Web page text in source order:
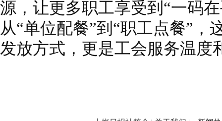
源，让更多职工享受到“一码
从“单位配餐”到“职工点餐”，
发放方式，更是工会服务温度